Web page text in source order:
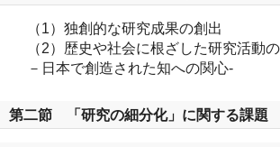
（1）独創的な研究成果の創出
（2）歴史や社会に根ざした研究活動
－日本で創造された知への関心-
第二節 「研究の細分化」に関する課題